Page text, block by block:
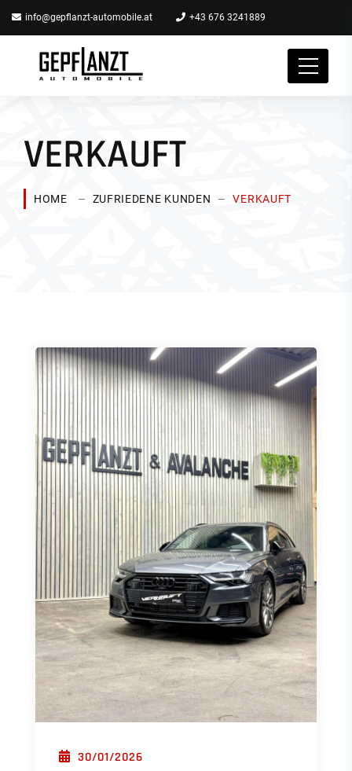
info@gepflanzt-automobile.at +43 676 3241889
VERKAUFT
HOME ZUFRIEDENE KUNDEN VERKAUFT
POSTED ON
30/01/2026